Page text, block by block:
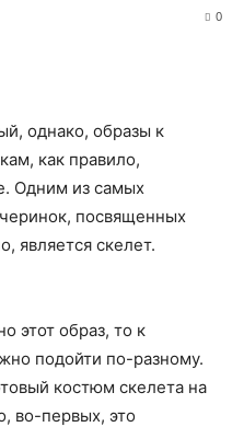
0
однако, образы к
как правило,
Одним из самых
посвященных
является скелет.
этот образ, то к
подойти по-разному.
костюм скелета на
во-первых, это